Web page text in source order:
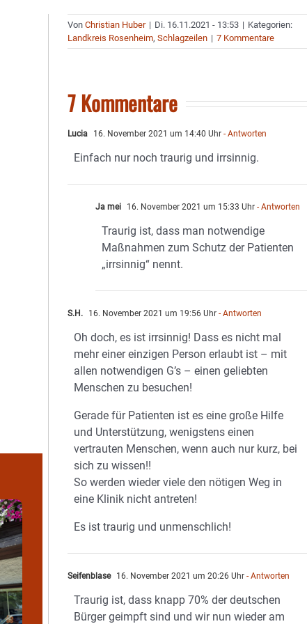
VonChristian Huber | Di. 16.11.2021 - 13:53 | Kategorien:
Landkreis Rosenheim,Schlagzeilen | 7 Kommentare
7 Kommentare
Lucia 16. November 2021 um 14:40 Uhr - Antworten
Einfach nur noch traurig und irrsinnig.
Ja mei 16. November 2021 um 15:33 Uhr - Antworten
Traurig ist, dass man notwendige
Maßnahmen zum Schutz der Patienten
„irrsinnig“ nennt.
S.H. 16. November 2021 um 19:56 Uhr - Antworten
Oh doch, es ist irrsinnig! Dass es nicht mal
mehr einer einzigen Person erlaubt ist – mit
allen notwendigen G’s – einen geliebten
Menschen zu besuchen!
Gerade für Patienten ist es eine große Hilfe
und Unterstützung, wenigstens einen
vertrauten Menschen, wenn auch nur kurz, bei
sich zu wissen!!
So werden wieder viele den nötigen Weg in
eine Klinik nicht antreten!
Es ist traurig und unmenschlich!
Seifenblase 16. November 2021 um 20:26 Uhr - Antworten
Traurig ist, dass knapp 70% der deutschen
Bürger geimpft sind und wir nun wieder am